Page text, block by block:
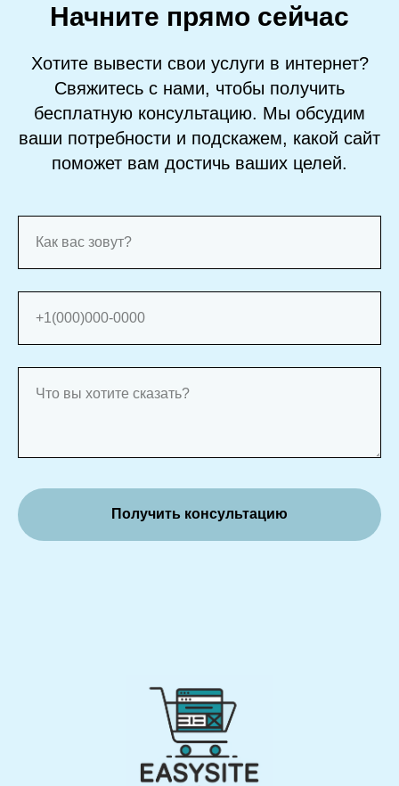
Начните прямо сейчас
Хотите вывести свои услуги в интернет?
Свяжитесь с нами, чтобы получить
бесплатную консультацию. Мы обсудим
ваши потребности и подскажем, какой сайт
поможет вам достичь ваших целей.
Как вас зовут?
+1(000)000-0000
Что вы хотите сказать?
Получить консультацию